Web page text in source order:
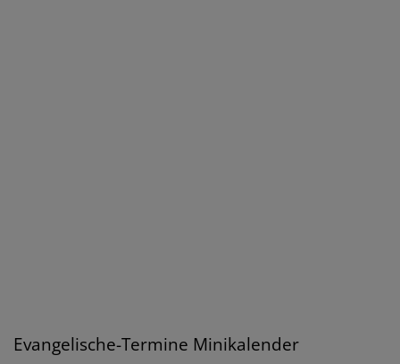
Evangelische-Termine Minikalender